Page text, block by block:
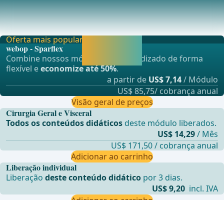
Insufici&#xEA;ncia Anastom&#xF3;ticaInsufici&#xEA;ncias
anastom&#xF3;ticas ocorrem em bypass prim&#
Liberação individual
Liberaçãodeste conteúdo didático por 3 dias.
US$ 9,20 incl. IVA
Oferta mais popular
webop - Sparflex
Combine nossos módulos de aprendizado de forma
flexível eeconomize até 50%.
a partir de US$ 7,14/ Módulo
US$ 85,75/ cobrança anual
Visão geral de preços
Cirurgia Geral e Visceral
Todos os conteúdos didáticos deste módulo liberados.
US$ 14,29/ Mês
US$ 171,50 / cobrança anual
Adicionar ao carrinho